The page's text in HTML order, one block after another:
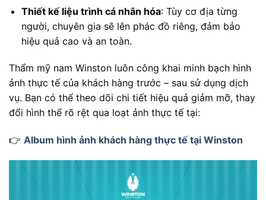
Thiết kế liệu trình cá nhân hóa: Tùy cơ địa từng
người, chuyên gia sẽ lên phác đồ riêng, đảm bảo
hiệu quả cao và an toàn.
Thẩm mỹ nam Winston luôn công khai minh bạch hình
ảnh thực tế của khách hàng trước – sau sử dụng dịch
vụ. Bạn có thể theo dõi chi tiết hiệu quả giảm mỡ, thay
đổi hình thể rõ rệt qua loạt ảnh thực tế tại:
👉 Album hình ảnh khách hàng thực tế tại Winston